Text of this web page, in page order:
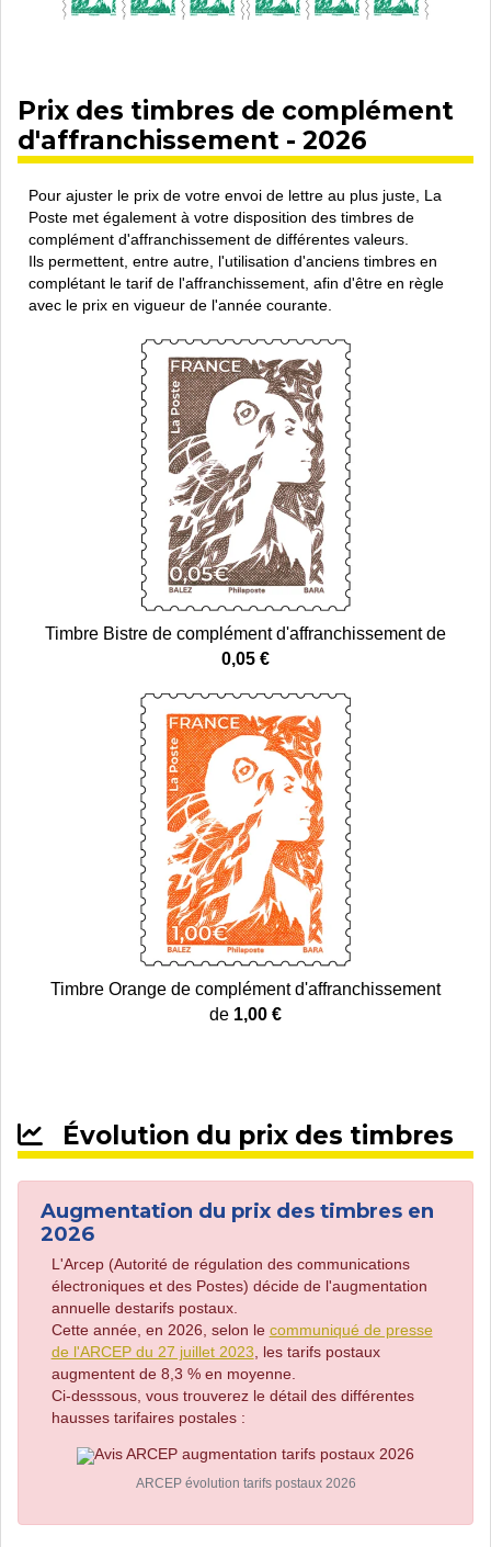
Prix des timbres de complément
d'affranchissement - 2026
Pour ajuster le prix de votre envoi de lettre au plus juste, La
Poste met également à votre disposition des timbres de
complément d'affranchissement de différentes valeurs.
Ils permettent, entre autre, l'utilisation d'anciens timbres en
complétant le tarif de l'affranchissement, afin d'être en règle
avec le prix en vigueur de l'année courante.
Timbre Bistre de complément d'affranchissement de
0,05 €
Timbre Orange de complément d'affranchissement
de 1,00 €
Évolution du prix des timbres
Augmentation du prix des timbres en
2026
L'Arcep (Autorité de régulation des communications
électroniques et des Postes) décide de l'augmentation
annuelle destarifs postaux.
Cette année, en 2026, selon le communiqué de presse
de l'ARCEP du 27 juillet 2023 , les tarifs postaux
augmentent de 8,3 % en moyenne.
Ci-desssous, vous trouverez le détail des différentes
hausses tarifaires postales :
ARCEP évolution tarifs postaux 2026